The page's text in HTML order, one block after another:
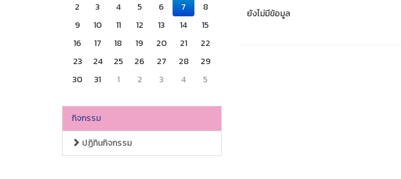
2
3 4 5 6 7
8
9
10 11 12 13 14
15
16
17 18 19 20 21
22
23
24 25 26 27 28
29
30
31 1 2 3 4 5
กิจกรรม
ปฏิทินกิจกรรม
ยังไม่มีข้อมูล